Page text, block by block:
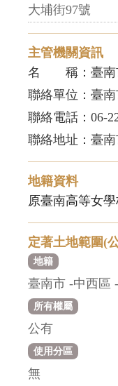
大埔街97號
主管機關資訊
名 稱：臺南
聯絡單位：臺
聯絡電話：06-
聯絡地址：臺
地籍資料
原臺南高等女
定著土地範圍(
地籍
臺南市 -中西區
所有權屬
公有
使用分區
無